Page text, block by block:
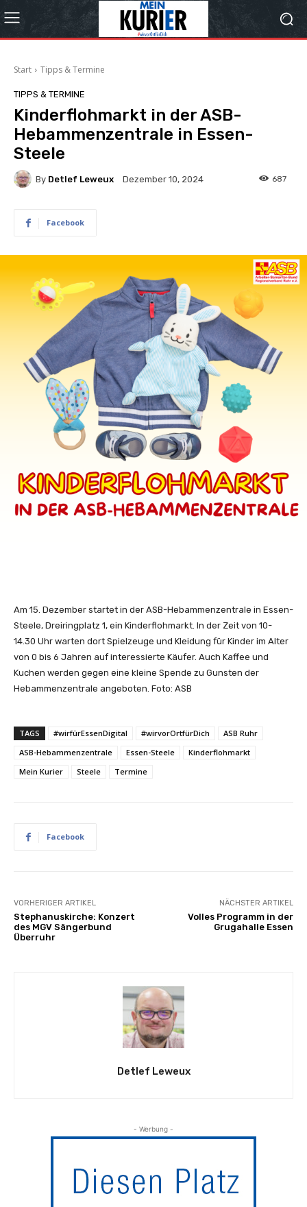
Start Tipps & Termine
TIPPS & TERMINE
Kinderflohmarkt in der ASB-
Hebammenzentrale in Essen-
Steele
By Detlef Leweux Dezember 10, 2024 687
Facebook
Am 15. Dezember startet in der ASB-Hebammenzentrale in Essen-
Steele, Dreiringplatz 1, ein Kinderflohmarkt. In der Zeit von 10-
14.30 Uhr warten dort Spielzeuge und Kleidung für Kinder im Alter
von 0 bis 6 Jahren auf interessierte Käufer. Auch Kaffee und
Kuchen werden gegen eine kleine Spende zu Gunsten der
Hebammenzentrale angeboten. Foto: ASB
TAGS #wirfürEssenDigital #wirvorOrtfürDich
ASB Ruhr
ASB-Hebammenzentrale
Essen-Steele
Kinderflohmarkt
Mein Kurier
Steele Termine
Facebook
VORHERIGER ARTIKEL
Stephanuskirche: Konzert
des MGV Sängerbund
Überruhr
NÄCHSTER ARTIKEL
Volles Programm in der
Grugahalle Essen
Detlef Leweux
- Werbung -